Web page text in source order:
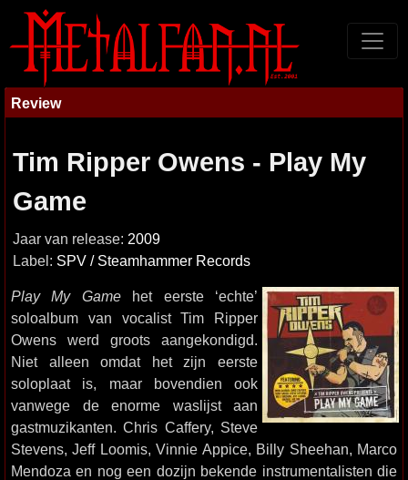
Review
Tim Ripper Owens - Play My
Game
Jaar van release: 2009
Label: SPV / Steamhammer Records
Play My Gamehet eerste ‘echte’
soloalbum van vocalist Tim Ripper
Owens werd groots aangekondigd.
Niet alleen omdat het zijn eerste
soloplaat is, maar bovendien ook
vanwege de enorme waslijst aan
gastmuzikanten. Chris Caffery, Steve
Stevens, Jeff Loomis, Vinnie Appice, Billy Sheehan, Marco
Mendoza en nog een dozijn bekende instrumentalisten die